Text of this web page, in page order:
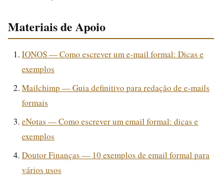
Materiais de Apoio
IONOS — Como escrever um e-mail formal: Dicas e
exemplos
Mailchimp — Guia definitivo para redação de e-mails
formais
eNotas — Como escrever um email formal: dicas e
exemplos
Doutor Finanças — 10 exemplos de email formal para
vários usos